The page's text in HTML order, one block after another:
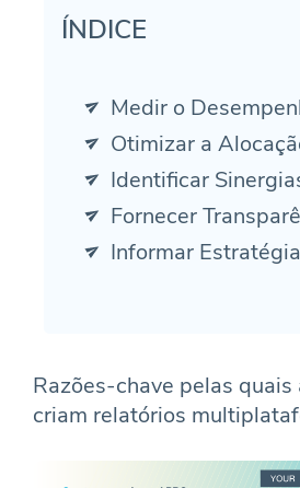
ÍNDICE
Medir o Desempenho Através
Otimizar a Alocação de
Identificar Sinergias Entre
Fornecer Transparência e
Informar Estratégias
Razões-chave pelas quais
criam relatórios